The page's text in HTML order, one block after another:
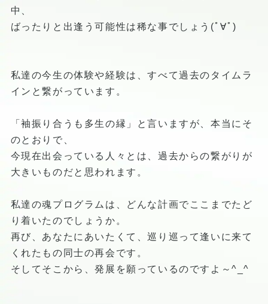
中、
ばったりと出逢う可能性は稀な事でしょう(ﾟ∀ﾟ)
私達の今生の体験や経験は、すべて過去のタイムラ
インと繋がっています。
「袖振り合うも多生の縁」と言いますが、本当にそ
のとおりで、
今現在出会っている人々とは、過去からの繋がりが
大きいものだと思われます。
私達の魂プログラムは、どんな計画でここまでたど
り着いたのでしょうか。
再び、あなたにあいたくて、巡り巡って逢いに来て
くれたもの同士の再会です。
そしてそこから、発展を願っているのですよ～^_^